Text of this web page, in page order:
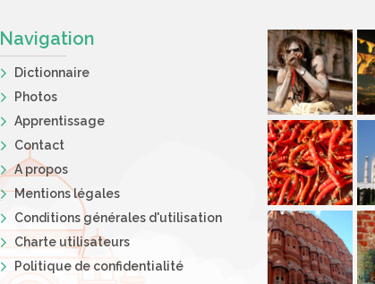
Navigation
Dictionnaire
Photos
Apprentissage
Contact
A propos
Mentions légales
Conditions générales d'utilisation
Charte utilisateurs
Politique de confidentialité